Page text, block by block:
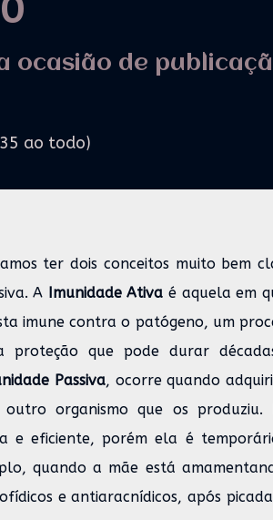
ocasião de
ao todo)
ter dois conceitos muito bem
A
Imunidade Ativa é aquela em
imune contra o patógeno, um
proteção que pode durar
Passiva, ocorre quando
organismo que os produziu.
e eficiente, porém ela é
quando a mãe está
e antiaracnídicos, após